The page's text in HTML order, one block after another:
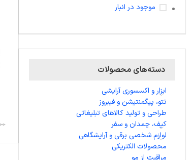
موجود در انبار
دسته‌های محصولات
ابزار و اکسسوری آرایشی
تتو، پیگمنتیشن و فیبروز
طراحی و تولید کالاهای تبلیغاتی
کیف، چمدان و سفر
لوازم شخصی برقی و آرایشگاهی
محصولات الکتریکی
مراقبت از مو